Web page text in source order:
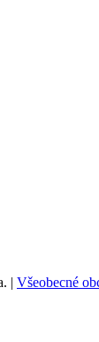
| Všeobecné